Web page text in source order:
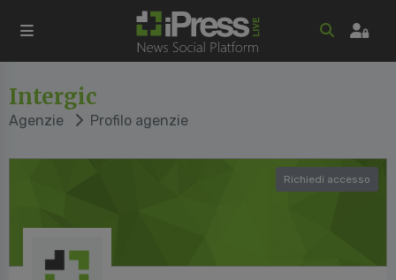
Intergic
Agenzie Profilo agenzie
Richiedi accesso